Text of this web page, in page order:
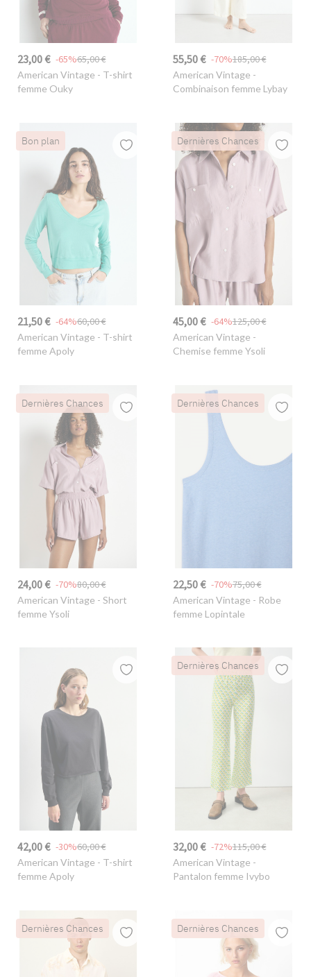
23,00 € 65,00 €
-65%
American Vintage - T-shirt
femme Ouky
55,50 € 185,00 €
-70%
American Vintage -
Combinaison femme Lybay
Bon plan
21,50 € 60,00 €
-64%
American Vintage - T-shirt
femme Apoly
Dernières Chances
45,00 € 125,00 €
-64%
American Vintage -
Chemise femme Ysoli
Dernières Chances
24,00 € 80,00 €
-70%
American Vintage - Short
femme Ysoli
Dernières Chances
22,50 € 75,00 €
-70%
American Vintage - Robe
femme Lopintale
42,00 € 60,00 €
-30%
American Vintage - T-shirt
femme Apoly
Dernières Chances
32,00 € 115,00 €
-72%
American Vintage -
Pantalon femme Ivybo
Dernières Chances Dernières Chances